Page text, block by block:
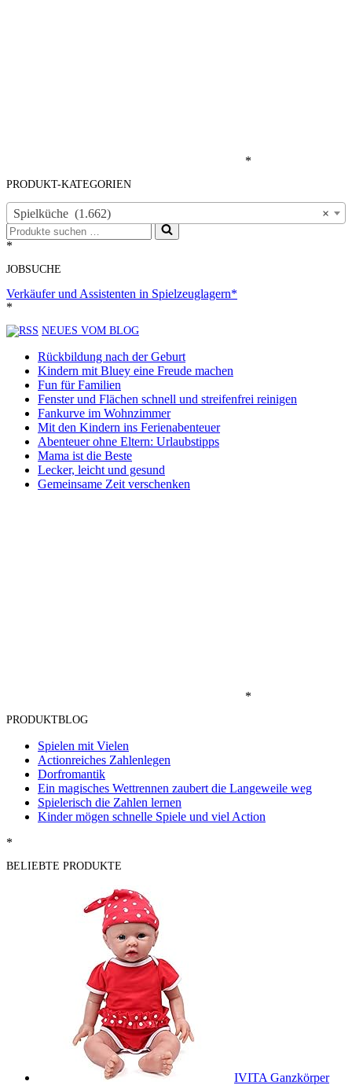
*
PRODUKT-KATEGORIEN
×
Spielküche (1.662)
Suchen
nach …
*
JOBSUCHE
Verkäufer und Assistenten in Spielzeuglagern*
*
NEUES VOM BLOG
Rückbildung nach der Geburt
Kindern mit Bluey eine Freude machen
Fun für Familien
Fenster und Flächen schnell und streifenfrei reinigen
Fankurve im Wohnzimmer
Mit den Kindern ins Ferienabenteuer
Abenteuer ohne Eltern: Urlaubstipps
Mama ist die Beste
Lecker, leicht und gesund
Gemeinsame Zeit verschenken
*
PRODUKTBLOG
Spielen mit Vielen
Actionreiches Zahlenlegen
Dorfromantik
Ein magisches Wettrennen zaubert die Langeweile weg
Spielerisch die Zahlen lernen
Kinder mögen schnelle Spiele und viel Action
*
BELIEBTE PRODUKTE
IVITA Ganzkörper